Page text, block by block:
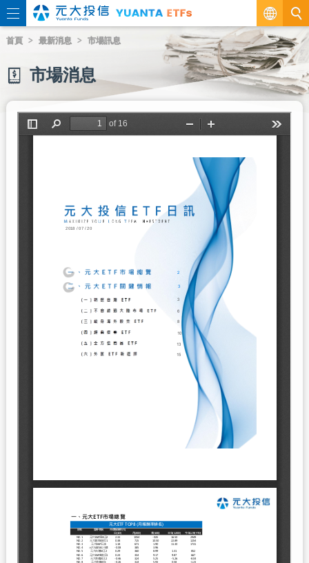
繁
EN
首頁 最新消息 市場訊息
市場消息